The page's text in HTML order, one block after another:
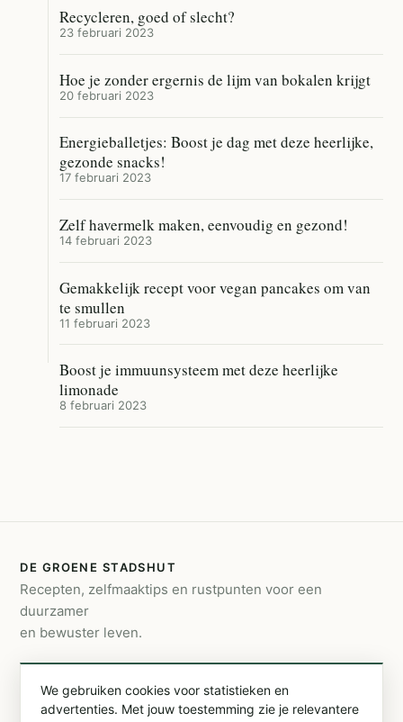
Recycleren, goed of slecht?
23 februari 2023
Hoe je zonder ergernis de lijm van bokalen krijgt
20 februari 2023
Energieballetjes: Boost je dag met deze heerlijke,
gezonde snacks!
17 februari 2023
Zelf havermelk maken, eenvoudig en gezond!
14 februari 2023
Gemakkelijk recept voor vegan pancakes om van
te smullen
11 februari 2023
Boost je immuunsysteem met deze heerlijke
limonade
8 februari 2023
DE GROENE STADSHUT
Recepten, zelfmaaktips en rustpunten voor een
duurzamer
en bewuster leven.
info@degroenestadshut.be
We gebruiken cookies voor statistieken en
advertenties. Met jouw toestemming zie je relevantere